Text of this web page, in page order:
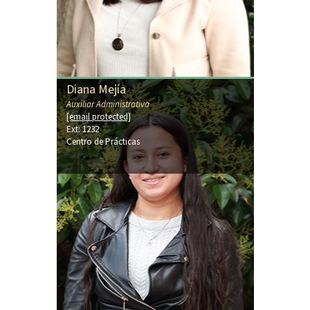
Diana Mejía
Auxiliar Administrativa
[email protected]
Ext: 1232
Centro de Prácticas